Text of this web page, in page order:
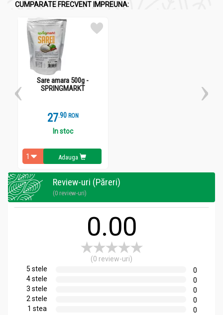
CUMPARATE FRECVENT IMPREUNA:
Sare amara 500g -
SPRINGMARKT
27.9 RON
In stoc
Adauga
Review-uri (Păreri)
(0 review-uri)
0.00
(0 review-uri)
5 stele
0
4 stele
0
3 stele
0
2 stele
0
1 stea
0